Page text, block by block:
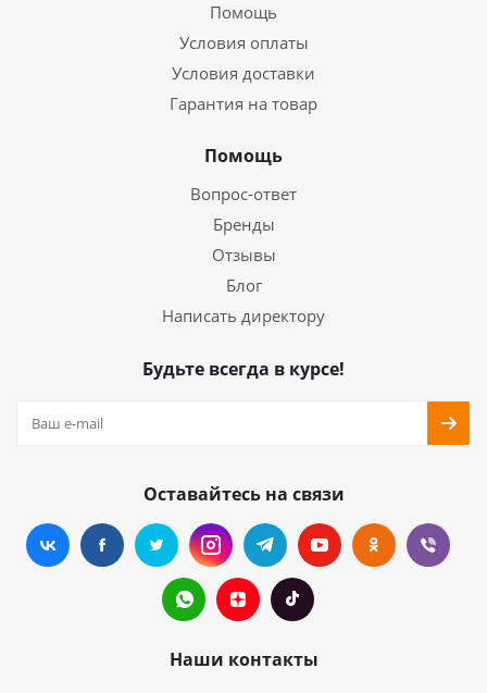
Помощь
Условия оплаты
Условия доставки
Гарантия на товар
Помощь
Вопрос-ответ
Бренды
Отзывы
Блог
Написать директору
Будьте всегда в курсе!
Оставайтесь на связи
Наши контакты